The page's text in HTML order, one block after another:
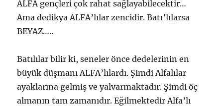
ALFA gençleri çok rahat sağlayabilecektir…
Ama dedikya ALFA’lılar zencidir. Batı’lılarsa
BEYAZ…..
Batılılar bilir ki, seneler önce dedelerinin en
büyük düşmanı ALFA’lılardı. Şimdi Alfalılar
ayaklarına gelmiş ve yalvarmaktadır. Şimdi öç
almanın tam zamanıdır. Eğilmektedir Alfa’lı